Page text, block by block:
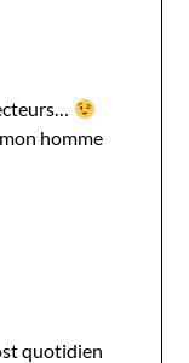
homme
quotidien